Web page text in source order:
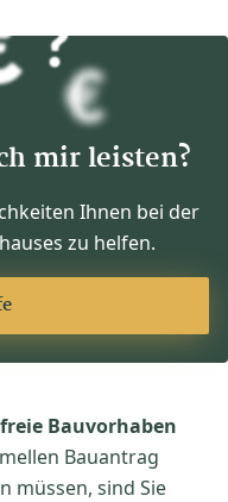
mir leisten?
Ihnen bei der
zu helfen.
Bauvorhaben
Bauantrag
müssen, sind Sie